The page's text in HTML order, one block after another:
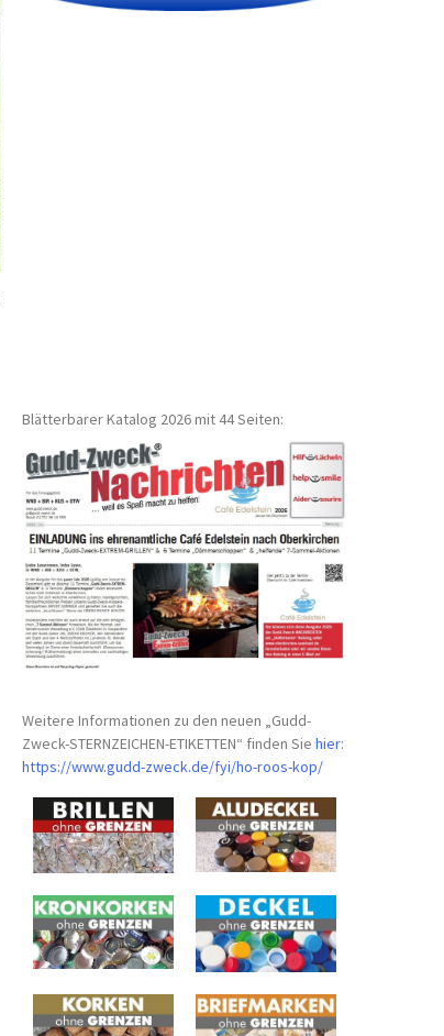
Blätterbarer Katalog 2026 mit 44 Seiten:
Weitere Informationen zu den neuen „Gudd-
Zweck-STERNZEICHEN-ETIKETTEN“ finden Siehier:
https://www.gudd-zweck.de/fyi/ho-roos-kop/